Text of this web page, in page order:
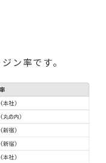
ン率です。